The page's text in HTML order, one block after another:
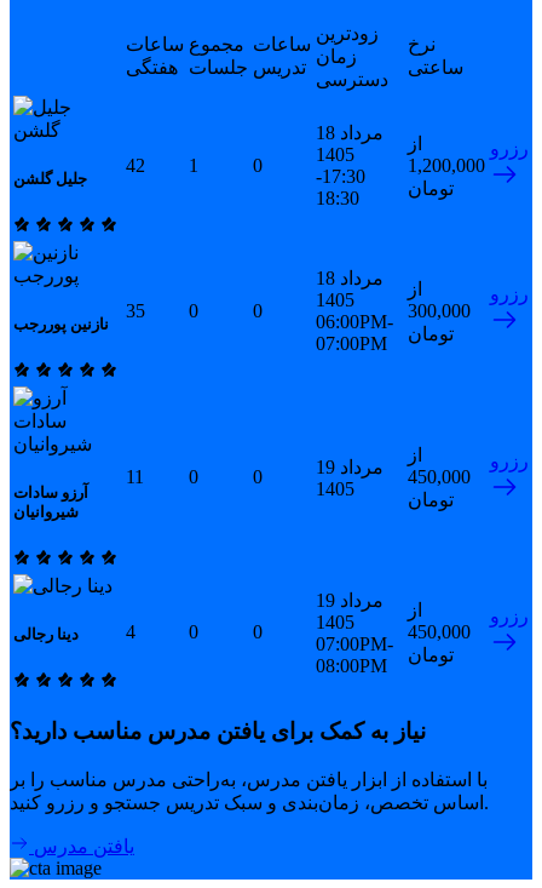
ساعات
هفتگی
مجموع
جلسات
ساعات
تدریس
زودترین
زمان
دسترسی
نرخ
ساعتی
جلیل گلشن
42 1 0
18 مرداد
1405
17:30-
18:30
از
1,200,000
تومان
رزرو
نازنین پوررجب
35 0 0
18 مرداد
1405
06:00PM-
07:00PM
از
300,000
تومان
رزرو
آرزو سادات
شیروانیان
11 0 0
19 مرداد
1405
از
450,000
تومان
رزرو
دینا رجالی 4 0 0
19 مرداد
1405
07:00PM-
08:00PM
از
450,000
تومان
رزرو
نیاز به کمک برای یافتن مدرس مناسب دارید؟
با استفاده از ابزار یافتن مدرس، به‌راحتی مدرس مناسب را بر
اساس تخصص، زمان‌بندی و سبک تدریس جستجو و رزرو کنید.
یافتن مدرس